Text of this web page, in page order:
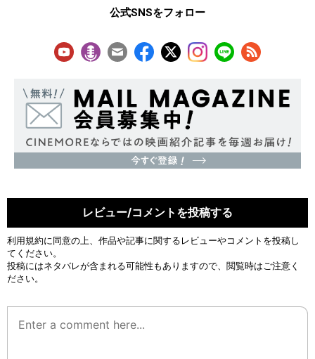
公式SNSをフォロー
レビュー/コメントを投稿する
利用規約に同意の上、作品や記事に関するレビューやコメントを投稿し
てください。
投稿にはネタバレが含まれる可能性もありますので、閲覧時はご注意く
ださい。